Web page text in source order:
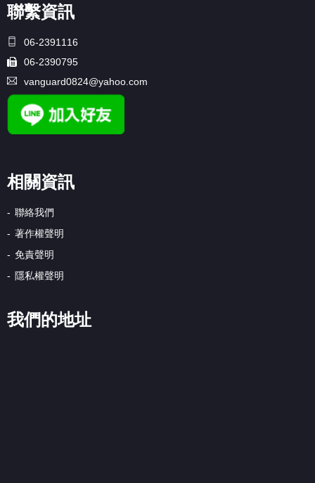
聯繫資訊
06-2391116
06-2390795
vanguard0824@yahoo.com
相關資訊
聯絡我們
著作權聲明
免責聲明
隱私權聲明
我們的地址